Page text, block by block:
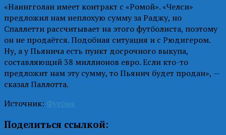
«Наингголан имеет контракт с «Ромой». «Челси»
предложил нам неплохую сумму за Раджу, но
Спаллетти рассчитывает на этого футболиста, поэтому
он не продаётся. Подобная ситуация и с Рюдигером.
Ну, а у Пьянича есть пункт досрочного выкупа,
составляющий 38 миллионов евро. Если кто-то
предложит нам эту сумму, то Пьянич будет продан», —
сказал Паллотта.
Источник: Футбик
Поделиться ссылкой: